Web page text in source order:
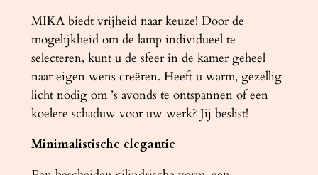
MIKA biedt vrijheid naar keuze! Door de
mogelijkheid om de lamp individueel te
selecteren, kunt u de sfeer in de kamer geheel
naar eigen wens creëren. Heeft u warm, gezellig
licht nodig om ’s avonds te ontspannen of een
koelere schaduw voor uw werk? Jij beslist!
Minimalistische elegantie